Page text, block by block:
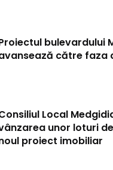
bulevardului
către faza
Local
unor loturi
proiect imobiliar